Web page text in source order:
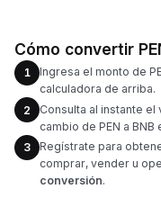
Cómo convertir
1
Ingresa el monto de
calculadora de arriba.
2
Consulta al instante
cambio de PEN a BNB
3
Regístrate para
comprar, vender u
conversión.